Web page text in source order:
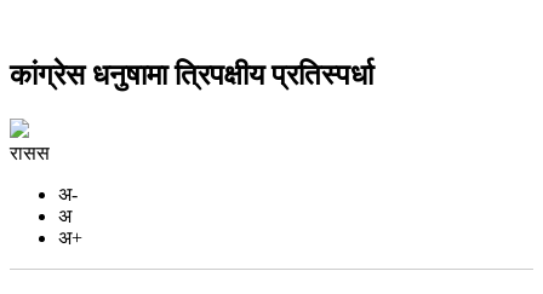
कांग्रेस धनुषामा त्रिपक्षीय प्रतिस्पर्धा
रासस
अ-
अ
अ+